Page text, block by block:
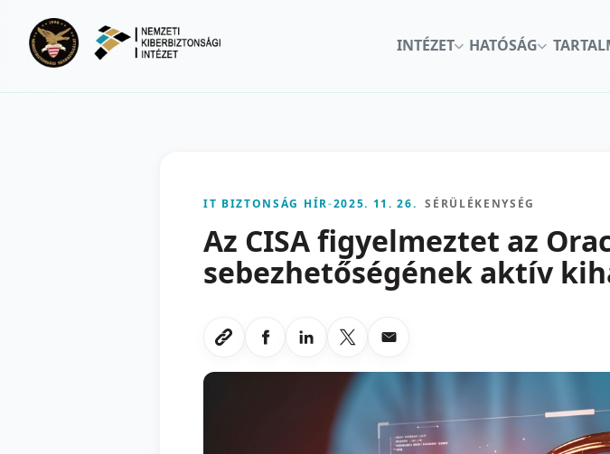
INTÉZET
HATÓSÁG
IT BIZTONSÁG HÍR-2025. 11. 26. SÉRÜLÉKENYSÉG
Az CISA figyelmeztet az
sebezhetőségének aktív
Link masolasa
Megosztas Facebookon
Megosztas LinkedInen
Megosztas X-en
Megosztas emailben